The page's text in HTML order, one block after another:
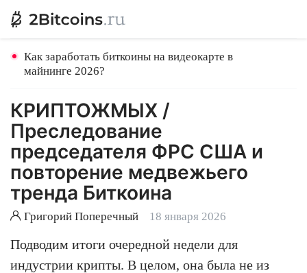
Как заработать биткоины на видеокарте в
майнинге 2026?
КРИПТОЖМЫХ /
Преследование
председателя ФРС США и
повторение медвежьего
тренда Биткоина
Григорий Поперечный 18 января 2026
Подводим итоги очередной недели для
индустрии крипты. В целом, она была не из